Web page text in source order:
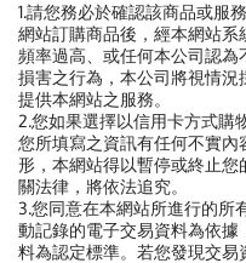
1.請您務必於確認該商品或服
網站訂購商品後，經本網站
頻率過高、或任何本公司認
損害之行為，本公司將視情
提供本網站之服務。
2.您如果選擇以信用卡方式購
您所填寫之資訊有任何不實
形，本網站得以暫停或終止
關法律，將依法追究。
3.您同意在本網站所進行的所
動記錄的電子交易資料為依
料為認定標準。若您發現交易